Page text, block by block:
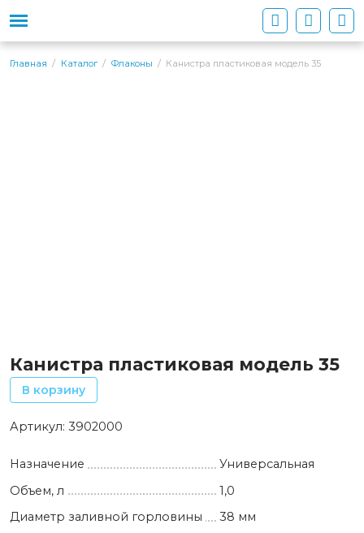
Главная Каталог Флаконы Канистра пластиковая модель 35
Канистра пластиковая модель 35
В корзину
Артикул: 3902000
Назначение
Универсальная
Объем, л
1,0
Диаметр заливной горловины
38 мм